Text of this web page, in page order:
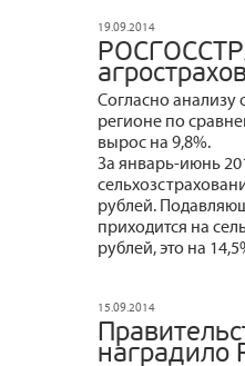
19.09.2014
Согласно анализу
регионе по
вырос на 9,8%.
За январь-июнь
рублей.
приходится на
рублей, это на
15.09.2014